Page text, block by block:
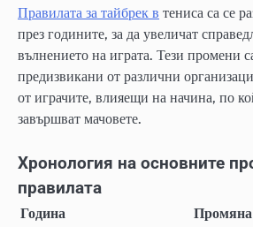
Правилата за тайбрек в тениса са се
през годините, за да увеличат
вълнението на играта. Тези промени
предизвикани от различни
от играчите, влияещи на начина, по
завършват мачовете.
Хронология на основните
правилата
Година
Промяна